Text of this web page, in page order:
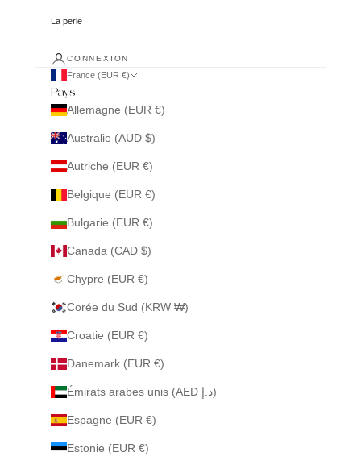
La perle
CONNEXION
France (EUR €)
Pays
Allemagne (EUR €)
Australie (AUD $)
Autriche (EUR €)
Belgique (EUR €)
Bulgarie (EUR €)
Canada (CAD $)
Chypre (EUR €)
Corée du Sud (KRW ₩)
Croatie (EUR €)
Danemark (EUR €)
Émirats arabes unis (AED د.إ)
Espagne (EUR €)
Estonie (EUR €)